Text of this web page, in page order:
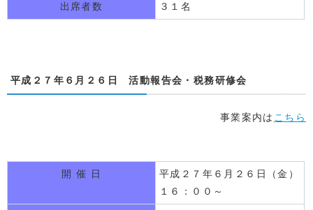
出席者数 ３１名
平成２７年６月２６日 活動報告会・税務研修会
事業案内は こちら
開 催 日
平成２７年６月２６日（金）
１６：００～